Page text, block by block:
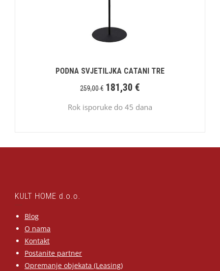
PODNA SVJETILJKA CATANI TRE
259,00€ 181,30 €
Rok isporuke do 45 dana
KULT HOME d.o.o.
Blog
O nama
Kontakt
Postanite partner
Opremanje objekata (Leasing)